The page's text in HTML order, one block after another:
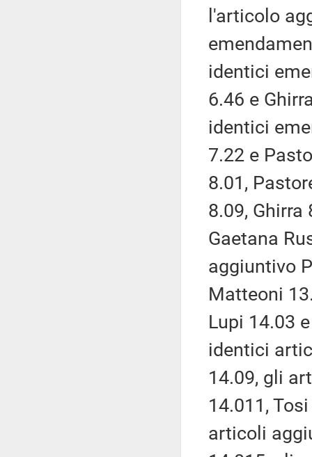
l'articolo
identici
6.46 e
identici
7.22 e
8.01,
8.09,
Gaetana
aggiuntivo
Matteoni
Lupi 14.03
identici
14.09, gli
14.011,
articoli